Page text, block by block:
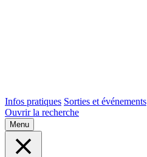
Infos pratiques Sorties et événements
Ouvrir la recherche
Menu